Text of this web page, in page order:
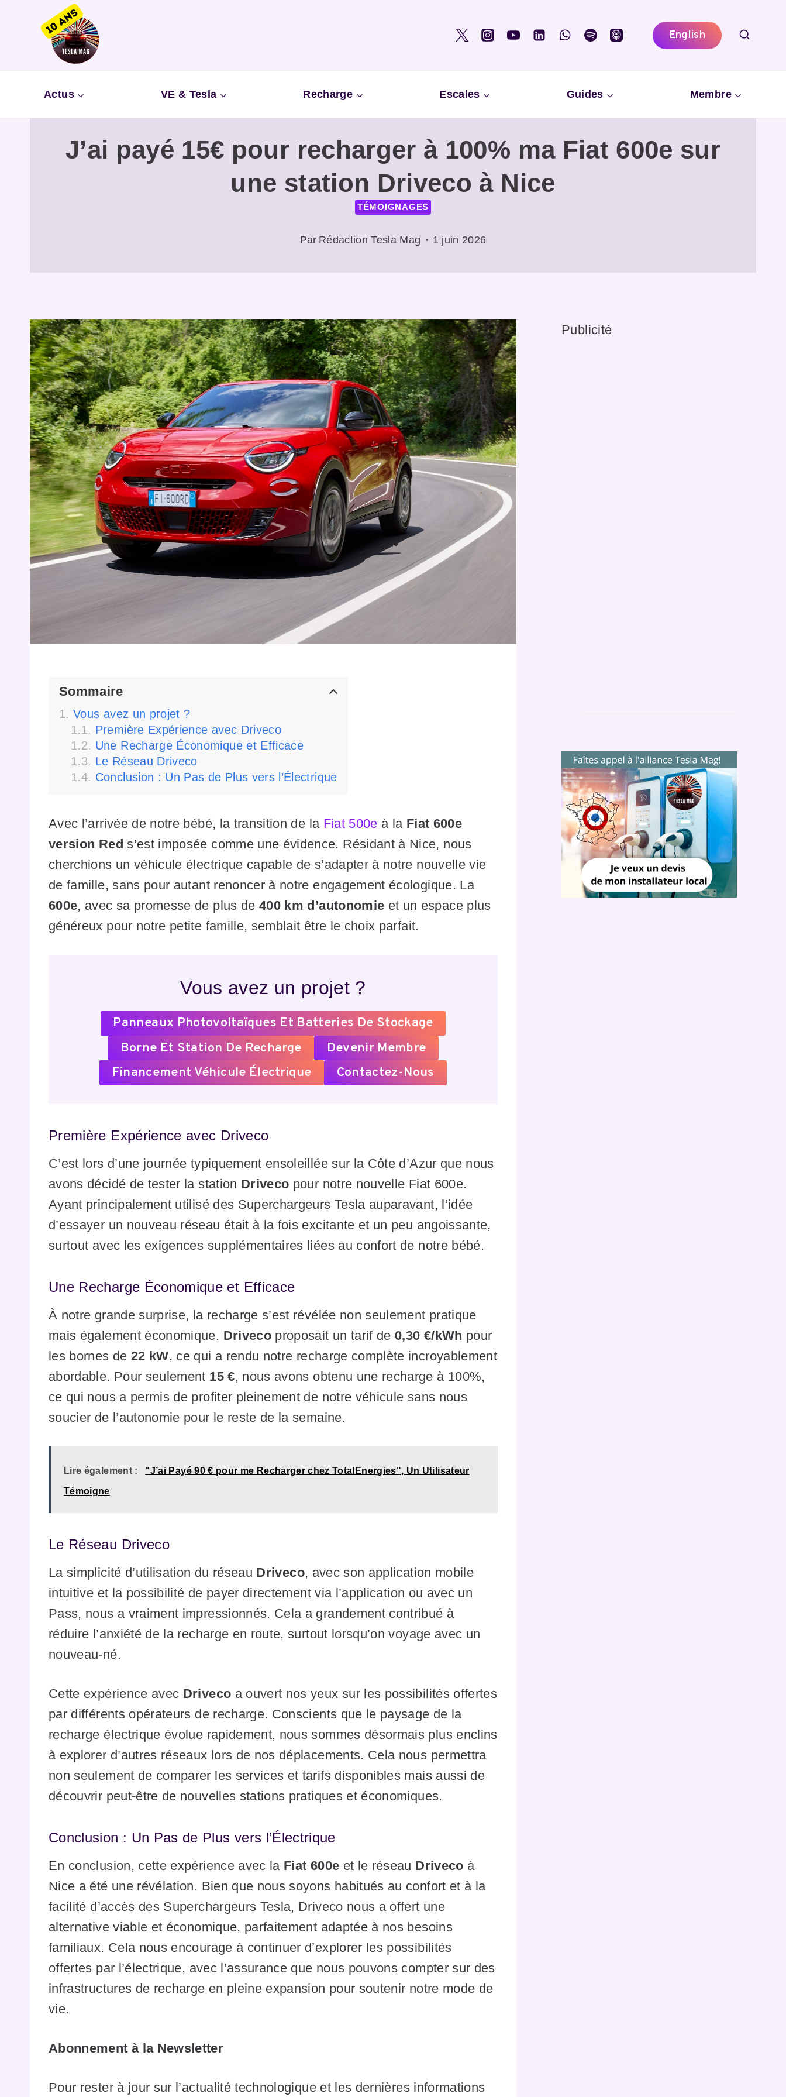
English
Actus VE & Tesla Recharge Escales Guides Membre
J’ai payé 15€ pour recharger à 100% ma Fiat 600e sur
une station Driveco à Nice
TÉMOIGNAGES
Par Rédaction Tesla Mag 1 juin 2026
Sommaire
Vous avez un projet ?
Première Expérience avec Driveco
Une Recharge Économique et Efficace
Le Réseau Driveco
Conclusion : Un Pas de Plus vers l’Électrique
Avec l’arrivée de notre bébé, la transition de la Fiat 500e à la Fiat 600e
version Red s’est imposée comme une évidence. Résidant à Nice, nous
cherchions un véhicule électrique capable de s’adapter à notre nouvelle vie
de famille, sans pour autant renoncer à notre engagement écologique. La
600e, avec sa promesse de plus de 400 km d’autonomie et un espace plus
généreux pour notre petite famille, semblait être le choix parfait.
Vous avez un projet ?
Panneaux Photovoltaïques Et Batteries De Stockage
Borne Et Station De Recharge
Devenir Membre
Financement Véhicule Électrique
Contactez-Nous
Première Expérience avec Driveco
C’est lors d’une journée typiquement ensoleillée sur la Côte d’Azur que nous
avons décidé de tester la station Driveco pour notre nouvelle Fiat 600e.
Ayant principalement utilisé des Superchargeurs Tesla auparavant, l’idée
d’essayer un nouveau réseau était à la fois excitante et un peu angoissante,
surtout avec les exigences supplémentaires liées au confort de notre bébé.
Une Recharge Économique et Efficace
À notre grande surprise, la recharge s’est révélée non seulement pratique
mais également économique. Drivecoproposait un tarif de 0,30 €/kWh pour
les bornes de 22 kW, ce qui a rendu notre recharge complète incroyablement
abordable. Pour seulement 15 €, nous avons obtenu une recharge à 100%,
ce qui nous a permis de profiter pleinement de notre véhicule sans nous
soucier de l’autonomie pour le reste de la semaine.
Lire également : "J’ai Payé 90 € pour me Recharger chez TotalEnergies", Un Utilisateur
Témoigne
Le Réseau Driveco
La simplicité d’utilisation du réseau Driveco, avec son application mobile
intuitive et la possibilité de payer directement via l’application ou avec un
Pass, nous a vraiment impressionnés. Cela a grandement contribué à
réduire l’anxiété de la recharge en route, surtout lorsqu’on voyage avec un
nouveau-né.
Cette expérience avec Driveco a ouvert nos yeux sur les possibilités offertes
par différents opérateurs de recharge. Conscients que le paysage de la
recharge électrique évolue rapidement, nous sommes désormais plus enclins
à explorer d’autres réseaux lors de nos déplacements. Cela nous permettra
non seulement de comparer les services et tarifs disponibles mais aussi de
découvrir peut-être de nouvelles stations pratiques et économiques.
Conclusion : Un Pas de Plus vers l’Électrique
En conclusion, cette expérience avec la Fiat 600e et le réseau Driveco à
Nice a été une révélation. Bien que nous soyons habitués au confort et à la
facilité d’accès des Superchargeurs Tesla, Driveco nous a offert une
alternative viable et économique, parfaitement adaptée à nos besoins
familiaux. Cela nous encourage à continuer d’explorer les possibilités
offertes par l’électrique, avec l’assurance que nous pouvons compter sur des
infrastructures de recharge en pleine expansion pour soutenir notre mode de
vie.
Abonnement à la Newsletter
Pour rester à jour sur l’actualité technologique et les dernières informations
Publicité